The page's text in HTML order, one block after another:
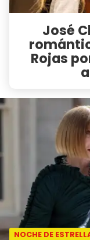
José
Rojas
NOCHE DE